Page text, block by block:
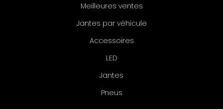
Meilleures ventes
Jantes par véhicule
Accessoires
LED
Jantes
Pneus